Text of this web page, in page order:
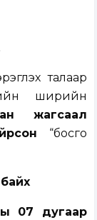
талаар
ширийн
жагсаал
“босго
07 дугаар